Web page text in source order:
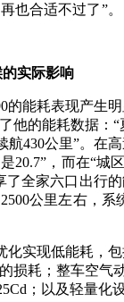
也合适不过了”。
实际影响
的能耗表现产生
他的能耗数据：“
航430公里”。 在
20.7”，而在“城
了全家六口出行
公里左右，系
化实现低能耗，
损耗；整车空气
；以及轻量化设